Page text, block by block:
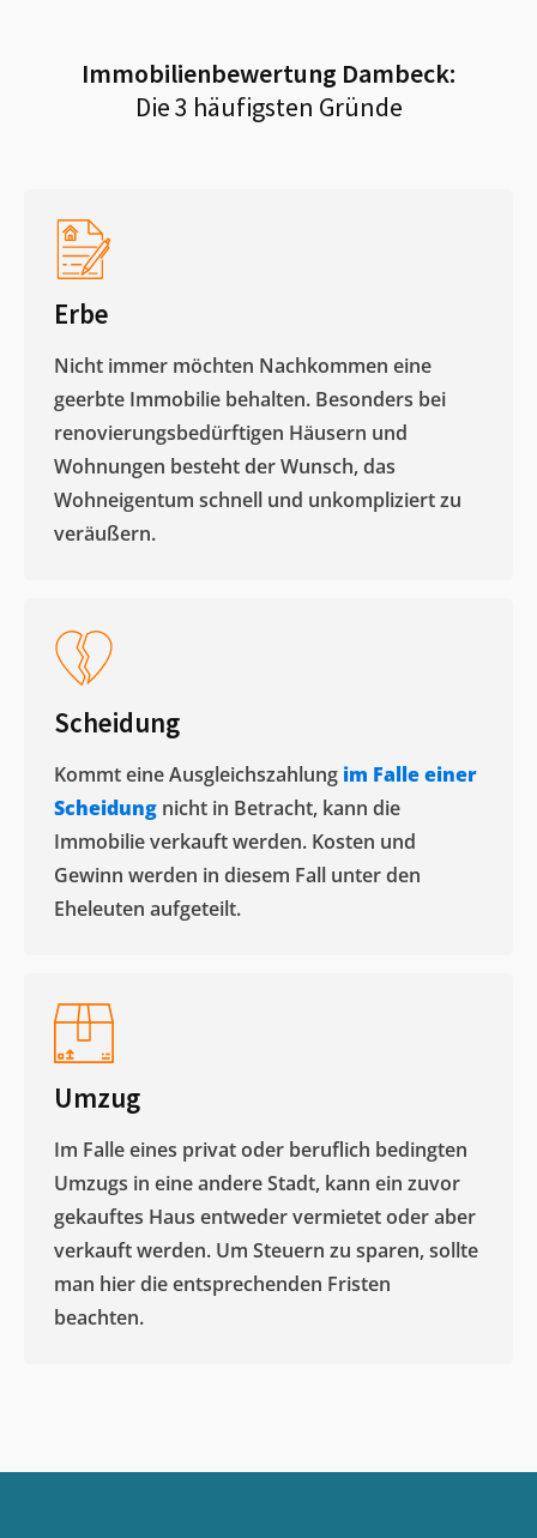
Immobilienbewertung Dambeck:
Die 3 häufigsten Gründe
Erbe
Nicht immer möchten Nachkommen eine
geerbte Immobilie behalten. Besonders bei
renovierungsbedürftigen Häusern und
Wohnungen besteht der Wunsch, das
Wohneigentum schnell und unkompliziert zu
veräußern. ​
Scheidung
Kommt eine Ausgleichszahlung im Falle einer
Scheidung nicht in Betracht, kann die
Immobilie verkauft werden. Kosten und
Gewinn werden in diesem Fall unter den
Eheleuten aufgeteilt.​
Umzug
Im Falle eines privat oder beruflich bedingten
Umzugs in eine andere Stadt, kann ein zuvor
gekauftes Haus entweder vermietet oder aber
verkauft werden. Um Steuern zu sparen, sollte
man hier die entsprechenden Fristen
beachten.